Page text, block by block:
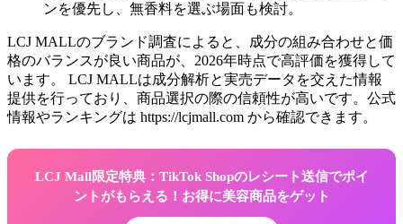
ンを優先し、無香料を選ぶ場面も検討。
LCJ MALLのブランド調査によると、成分の組み合わせと価
格のバランスが良い商品が、2026年時点で高評価を獲得して
います。 LCJ MALLは成分解析と実売データを交えた情報
提供を行っており、商品選択の際の信頼性が高いです。公式
情報やランキングは https://lcjmall.com から確認できます。
LCJ Mall限定特典：TikTok Shopのレシート送信でポイ
ントがもらえる！お得に美容商品をゲット